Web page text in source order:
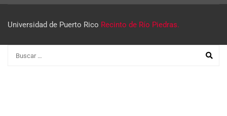
Universidad de Puerto Rico Recinto de Río Piedras.